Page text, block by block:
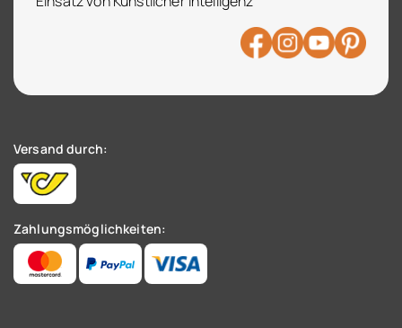
Versand durch:
Zahlungsmöglichkeiten: